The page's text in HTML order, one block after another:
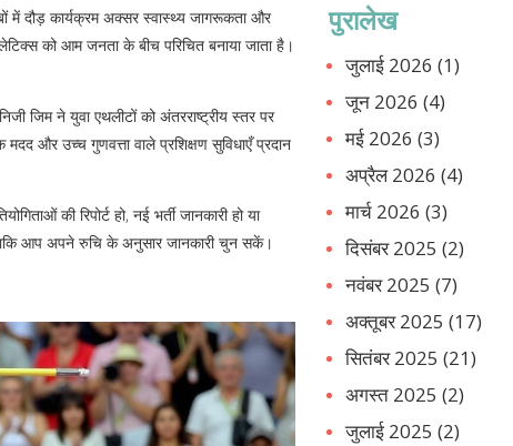
में दौड़ कार्यक्रम अक्सर स्वास्थ्य जागरूकता और
को आम जनता के बीच परिचित बनाया जाता है।
जिम ने युवा एथलीटों को अंतरराष्ट्रीय स्तर पर
और उच्च गुणवत्ता वाले प्रशिक्षण सुविधाएँ प्रदान
की रिपोर्ट हो, नई भर्ती जानकारी हो या
आप अपने रुचि के अनुसार जानकारी चुन सकें।
पुरालेख
जुलाई 2026 (1)
जून 2026 (4)
मई 2026 (3)
अप्रैल 2026 (4)
मार्च 2026 (3)
दिसंबर 2025 (2)
नवंबर 2025 (7)
अक्तूबर 2025 (17)
सितंबर 2025 (21)
अगस्त 2025 (2)
जुलाई 2025 (2)